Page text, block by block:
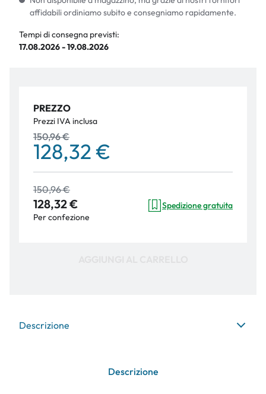
affidabili ordiniamo subito e consegniamo rapidamente.
Tempi di consegna previsti:
17.08.2026 - 19.08.2026
PREZZO
Prezzi IVA inclusa
150,96 €
128,32 €
150,96 €
128,32 €
Per confezione
Spedizione gratuita
Descrizione
Descrizione